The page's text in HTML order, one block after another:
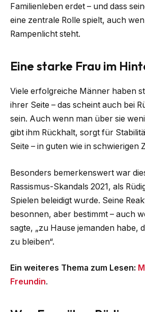
Familienleben erdet – und dass
eine zentrale Rolle spielt, auch
Rampenlicht steht.
Eine starke Frau im
Viele erfolgreiche Männer haben
ihrer Seite – das scheint auch bei
sein. Auch wenn man über sie
gibt ihm Rückhalt, sorgt für
Seite – in guten wie in schwierigen
Besonders bemerkenswert war
Rassismus-Skandals 2021, als
Spielen beleidigt wurde. Seine
besonnen, aber bestimmt – auch
sagte, „zu Hause jemanden habe,
zu bleiben“.
Ein weiteres Thema zum Lesen:
Freundin.